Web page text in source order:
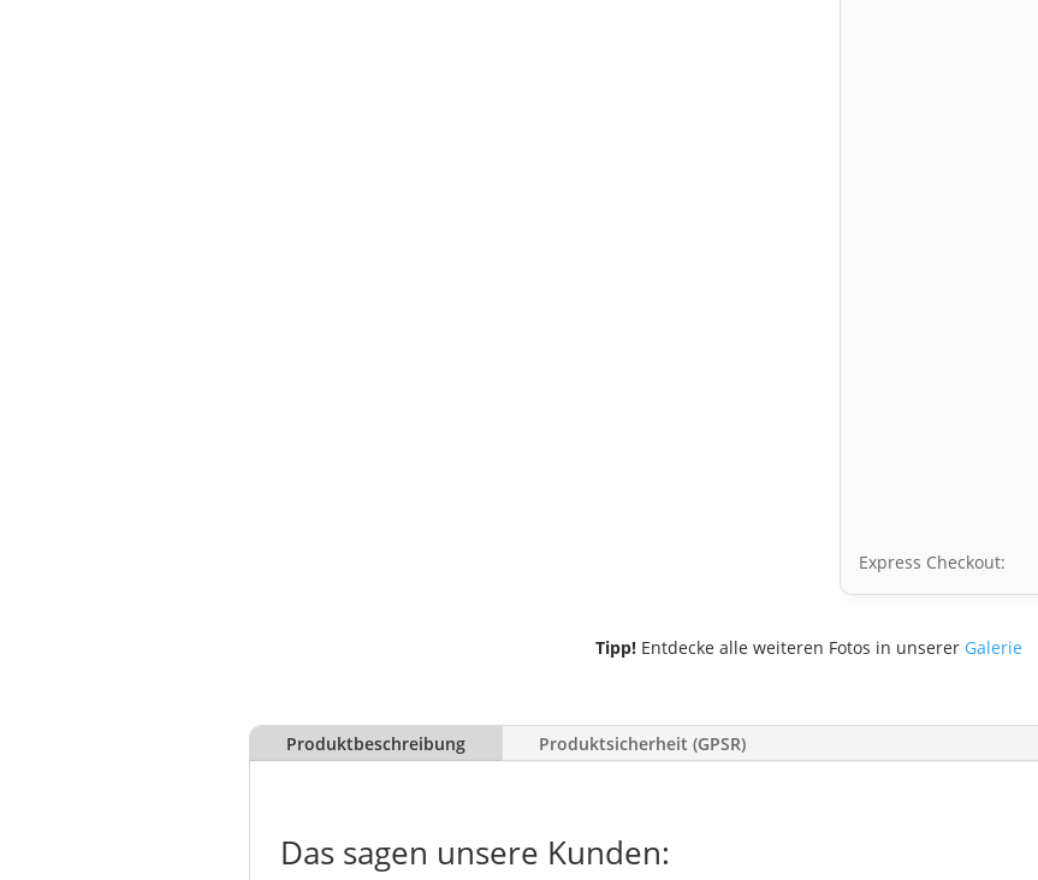
Express Checkout:
Tipp!Entdecke alle weiteren Fotos in unserer Galerie
Produktbeschreibung Produktsicherheit (GPSR)
Das sagen unsere Kunden: